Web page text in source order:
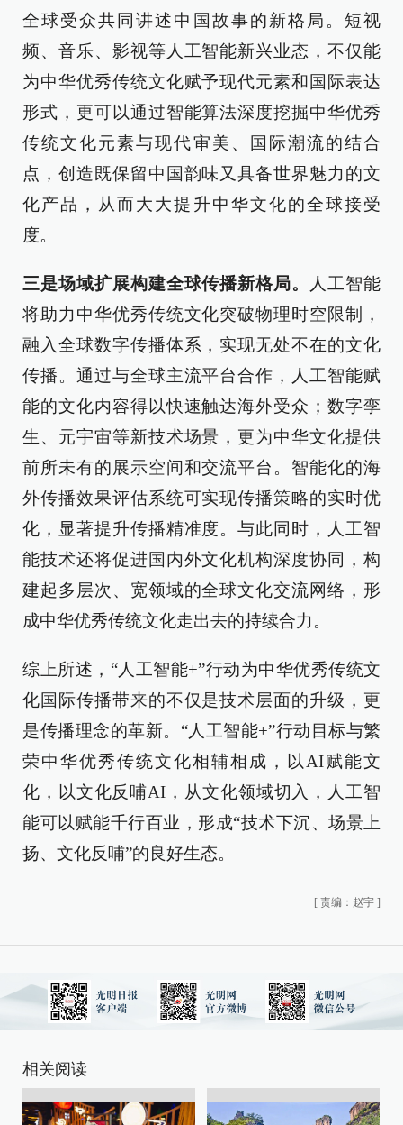
全球受众共同讲述中国故事的新格局。短视
频、音乐、影视等人工智能新兴业态，不仅能
为中华优秀传统文化赋予现代元素和国际表达
形式，更可以通过智能算法深度挖掘中华优秀
传统文化元素与现代审美、国际潮流的结合
点，创造既保留中国韵味又具备世界魅力的文
化产品，从而大大提升中华文化的全球接受
度。
三是场域扩展构建全球传播新格局。
人工智能
将助力中华优秀传统文化突破物理时空限制，
融入全球数字传播体系，实现无处不在的文化
传播。通过与全球主流平台合作，人工智能赋
能的文化内容得以快速触达海外受众；数字孪
生、元宇宙等新技术场景，更为中华文化提供
前所未有的展示空间和交流平台。智能化的海
外传播效果评估系统可实现传播策略的实时优
化，显著提升传播精准度。与此同时，人工智
能技术还将促进国内外文化机构深度协同，构
建起多层次、宽领域的全球文化交流网络，形
成中华优秀传统文化走出去的持续合力。
综上所述，“人工智能+”行动为中华优秀传统文
化国际传播带来的不仅是技术层面的升级，更
是传播理念的革新。“人工智能+”行动目标与繁
荣中华优秀传统文化相辅相成，以AI赋能文
化，以文化反哺AI，从文化领域切入，人工智
能可以赋能千行百业，形成“技术下沉、场景上
扬、文化反哺”的良好生态。
[ 责编：赵宇 ]
相关阅读